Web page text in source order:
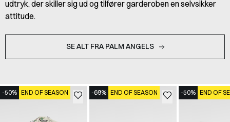
udtryk, der skiller sig ud og tilfører garderoben en selvsikker
attitude.
SE ALT FRA PALM ANGELS
-50% END OF SEASON -69% END OF SEASON -50% END OF